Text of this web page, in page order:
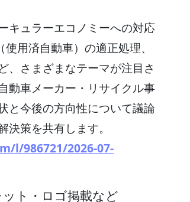
キュラーエコノミーへの対応
用済自動車）の適正処理、
、さまざまなテーマが注目さ
動車メーカー・リサイクル事
と今後の方向性について議論
策を共有します。
l/986721/2026-07-
ト・ロゴ掲載など